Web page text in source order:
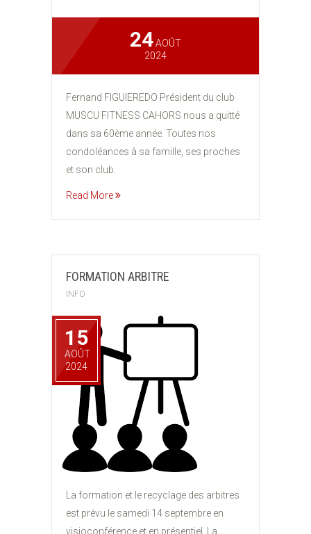
24AOÛT
2024
Fernand FIGUIEREDO Président du club
MUSCU FITNESS CAHORS nous a quitté
dans sa 60ème année. Toutes nos
condoléances à sa famille, ses proches
et son club.
Read More
FORMATION ARBITRE
INFO
15
AOÛT
2024
La formation et le recyclage des arbitres
est prévu le samedi 14 septembre en
visioconférence et en présentiel. La